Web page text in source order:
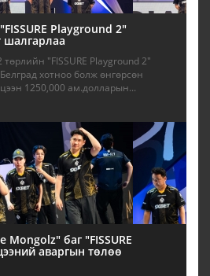
Playground 2"
шалгарлаа
"FISSURE Playground 2"
хотноо болж өнгөрсөн
1250,000 ам.долларын...
баг "FISSURE
аваргын төлөө